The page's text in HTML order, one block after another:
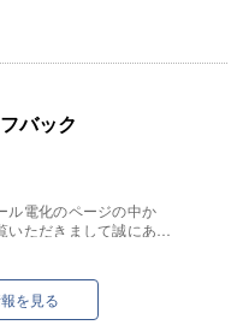
バック
ル電化のページの中か
ただきまして誠にあり
を見る